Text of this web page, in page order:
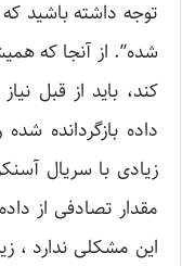
توجه داشته باشید
داده بازگردانده
زیادی با سریال
مقدار تصادفی از